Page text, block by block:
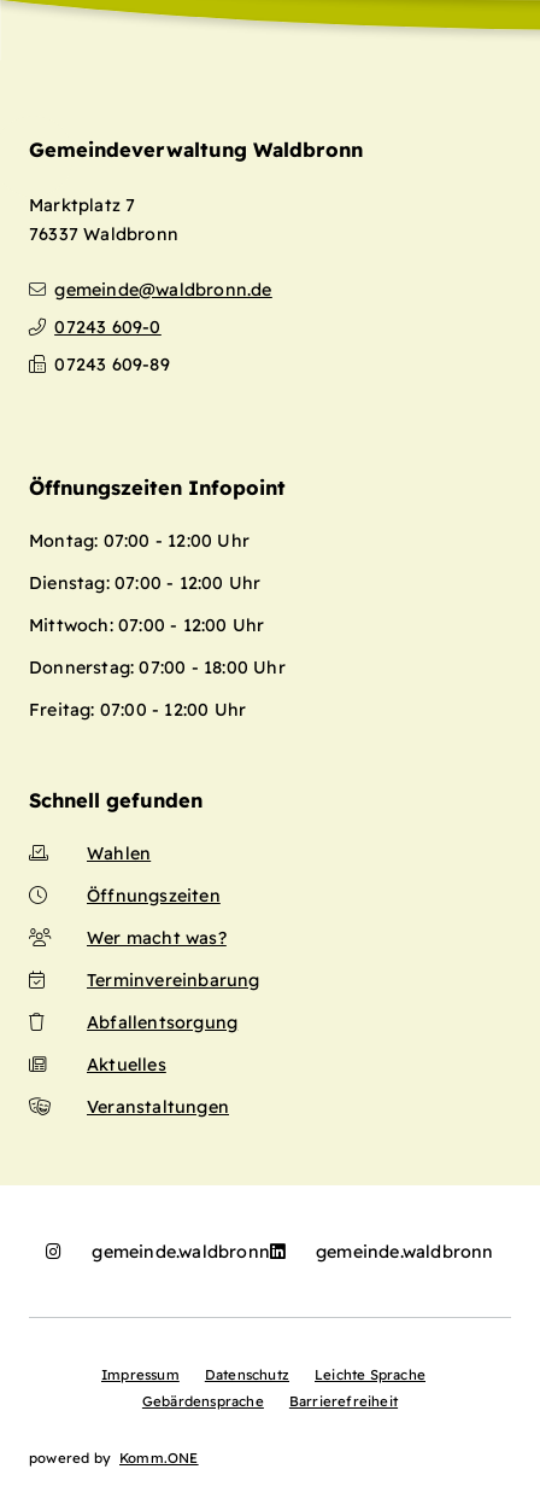
Gemeindeverwaltung Waldbronn
Marktplatz 7
76337 Waldbronn
gemeinde@waldbronn.de
07243 609-0
07243 609-89
Öffnungszeiten Infopoint
Montag: 07:00 - 12:00 Uhr
Dienstag: 07:00 - 12:00 Uhr
Mittwoch: 07:00 - 12:00 Uhr
Donnerstag: 07:00 - 18:00 Uhr
Freitag: 07:00 - 12:00 Uhr
Schnell gefunden
Wahlen
Öffnungszeiten
Wer macht was?
Terminvereinbarung
Abfallentsorgung
Aktuelles
Veranstaltungen
gemeinde.waldbronn gemeinde.waldbronn
Impressum Datenschutz
Leichte Sprache
Gebärdensprache
Barrierefreiheit
powered by Komm.ONE